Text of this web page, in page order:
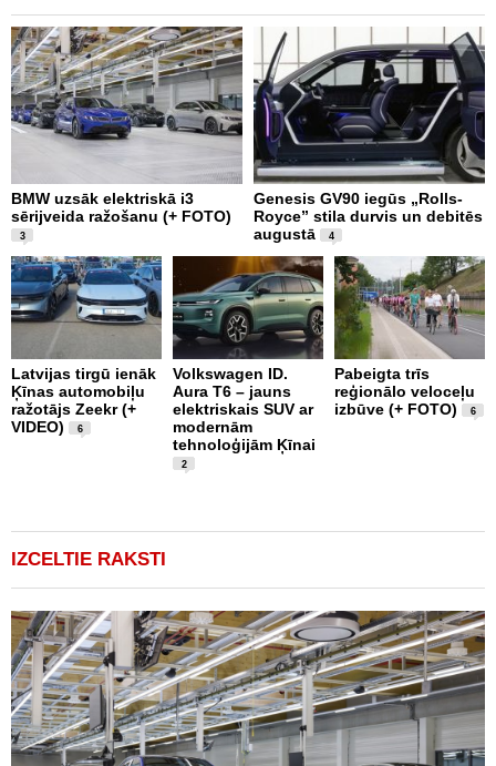
BMW uzsāk elektriskā i3
sērijveida ražošanu (+ FOTO)
3
Genesis GV90 iegūs „Rolls-
Royce” stila durvis un debitēs
augustā
4
Latvijas tirgū ienāk
Ķīnas automobiļu
ražotājs Zeekr (+
VIDEO)
6
Volkswagen ID.
Aura T6 – jauns
elektriskais SUV ar
modernām
tehnoloģijām Ķīnai
2
Pabeigta trīs
reģionālo veloceļu
izbūve (+ FOTO)
6
IZCELTIE RAKSTI